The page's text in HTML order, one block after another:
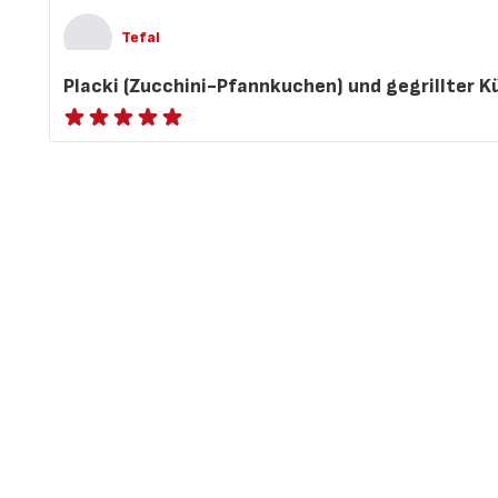
Tefal
Placki (Zucchini-Pfannkuchen) und gegrillter
ratings.NaN